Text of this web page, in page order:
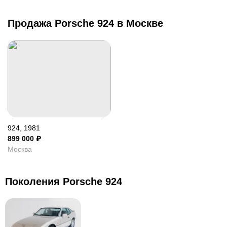
Продажа Porsche 924 в Москве
924, 1981
899 000 ₽
Москва
Поколения Porsche 924